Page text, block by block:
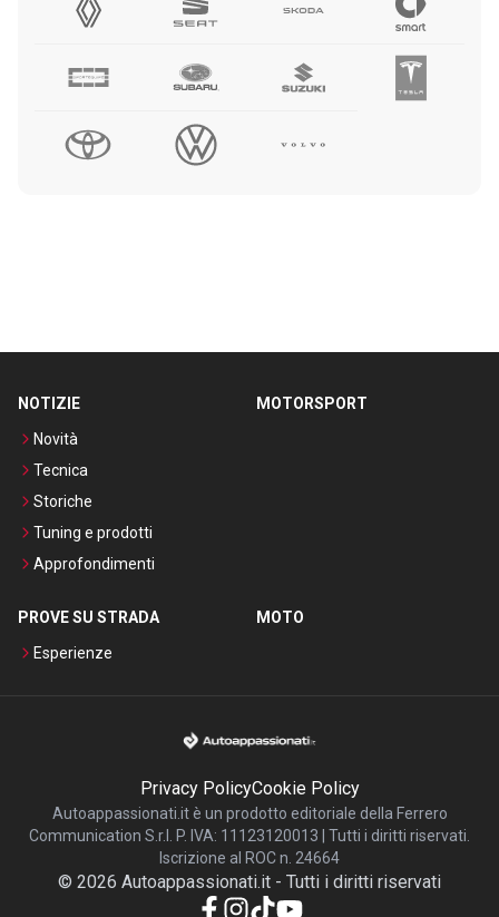
NOTIZIE
Novità
Tecnica
Storiche
Tuning e prodotti
Approfondimenti
MOTORSPORT
PROVE SU STRADA
Esperienze
MOTO
Privacy PolicyCookie Policy
Autoappassionati.it è un prodotto editoriale della Ferrero
Communication S.r.l. P. IVA: 11123120013 | Tutti i diritti riservati.
Iscrizione al ROC n. 24664
© 2026 Autoappassionati.it - Tutti i diritti riservati